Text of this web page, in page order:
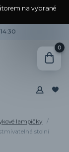
na vybrané
0
lampičky
stolní